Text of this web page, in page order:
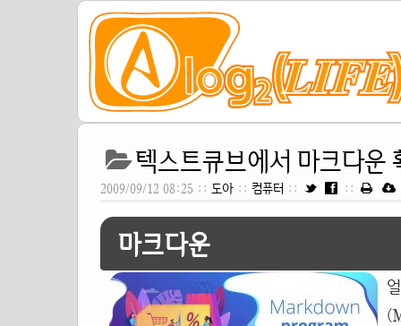
텍스트큐브에서 마크다운
2009/09/12 08:25 :: 도아 :: 컴퓨터 :: ::
마크다운